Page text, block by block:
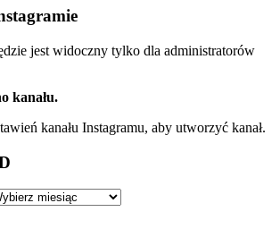
jest widoczny tylko dla administratorów
kanału.
kanału Instagramu, aby utworzyć kanał.